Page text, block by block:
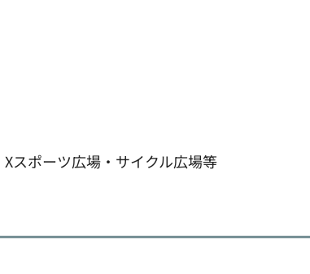
スポーツ広場・サイクル広場等